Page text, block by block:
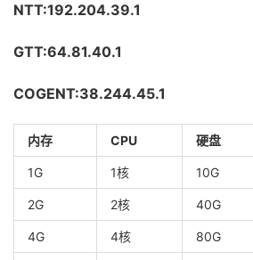
NTT:192.204.39.1
GTT:64.81.40.1
COGENT:38.244.45.1
内存 CPU 硬盘
1G 1核 10G
2G 2核 40G
4G 4核 80G